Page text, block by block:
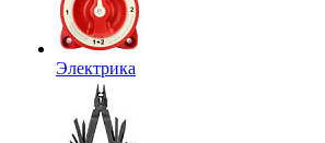
Электрика